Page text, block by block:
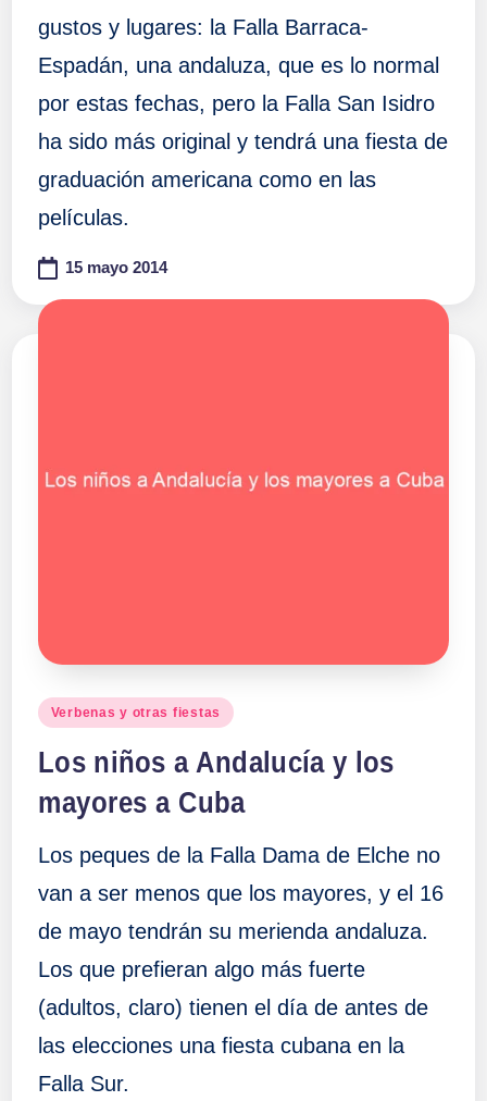
gustos y lugares: la Falla Barraca-
Espadán, una andaluza, que es lo normal
por estas fechas, pero la Falla San Isidro
ha sido más original y tendrá una fiesta de
graduación americana como en las
películas.
15 mayo 2014
Publicado
Verbenas y otras fiestas
Los niños a Andalucía y los
mayores a Cuba
Los peques de la Falla Dama de Elche no
van a ser menos que los mayores, y el 16
de mayo tendrán su merienda andaluza.
Los que prefieran algo más fuerte
(adultos, claro) tienen el día de antes de
las elecciones una fiesta cubana en la
Falla Sur.